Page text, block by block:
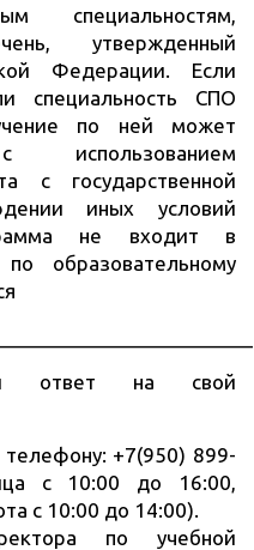
специальностям,
утвержденный
Федерации. Если
специальность СПО
по ней может
с государственной
иных условий
не входит в
образовательному
ответ на свой
+7(950) 899-
с 10:00 до 16:00,
с 10:00 до 14:00).
по учебной